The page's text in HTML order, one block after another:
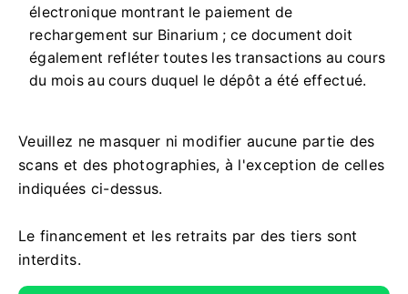
électronique montrant le paiement de
rechargement sur Binarium ; ce document doit
également refléter toutes les transactions au cours
du mois au cours duquel le dépôt a été effectué.
Veuillez ne masquer ni modifier aucune partie des
scans et des photographies, à l'exception de celles
indiquées ci-dessus.
Le financement et les retraits par des tiers sont
interdits.